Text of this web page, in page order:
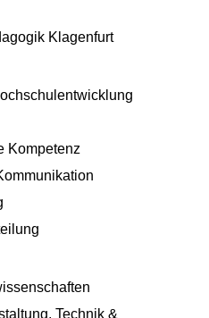
Klagenfurt
Kompetenz
Technik &